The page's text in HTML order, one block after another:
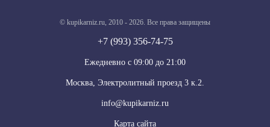
© kupikarniz.ru, 2010 - 2026. Все права защищены
+7 (993) 356-74-75
Eжедневно с 09:00 до 21:00
Москва, Электролитный проезд 3 к.2.
info@kupikarniz.ru
Карта сайта